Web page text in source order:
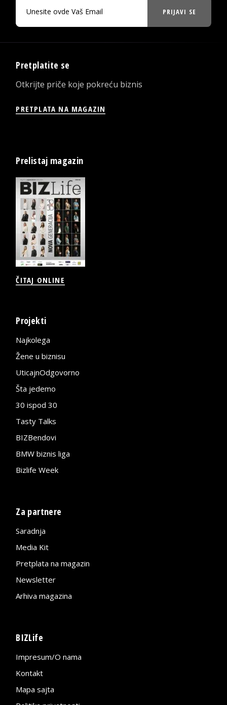
PRIJAVI SE
Pretplatite se
Otkrijte priče koje pokreću biznis
PRETPLATA NA MAGAZIN
Prelistaj magazin
ČITAJ ONLINE
Projekti
Najkolega
Žene u biznisu
UticajnOdgovorno
Šta jedemo
30 ispod 30
Tasty Talks
BIZBendovi
BMW biznis liga
Bizlife Week
Za partnere
Saradnja
Media Kit
Pretplata na magazin
Newsletter
Arhiva magazina
BIZLife
Impresum/O nama
Kontakt
Mapa sajta